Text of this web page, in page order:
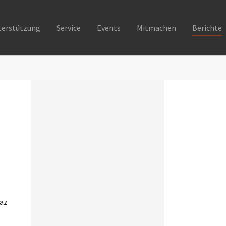
Service Events Mitmachen Berichte